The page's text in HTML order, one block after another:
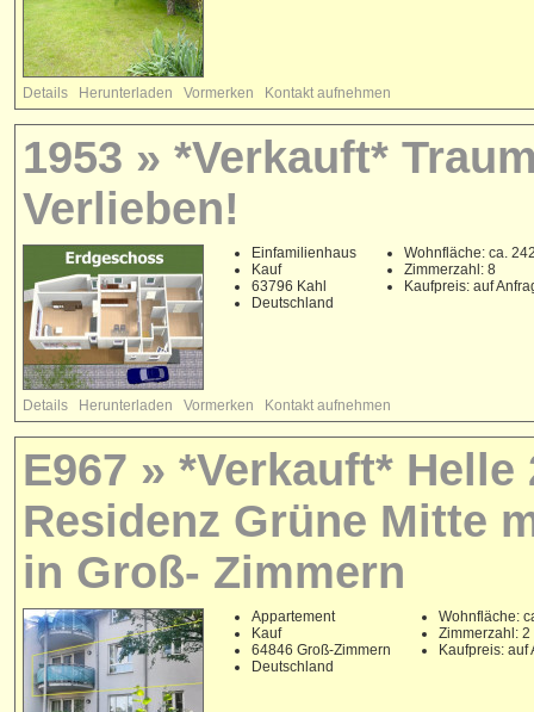
Details Herunterladen Vormerken Kontakt aufnehmen
1953 » *Verkauft*
Verlieben!
Einfamilienhaus
Kauf
63796 Kahl
Deutschland
Wohnfläche: ca.
Zimmerzahl: 8
Kaufpreis: auf
Details Herunterladen Vormerken Kontakt aufnehmen
E967 » *Verkauft*
Residenz Grüne Mitte
in Groß- Zimmern
Appartement
Kauf
64846 Groß-Zimmern
Deutschland
Wohnfläche:
Zimmerzahl: 2
Kaufpreis: auf